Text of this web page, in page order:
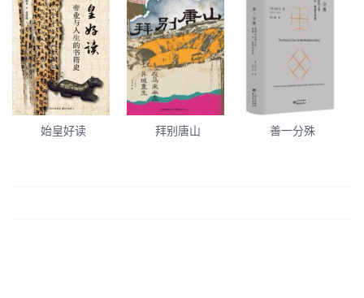
始皇好读 拜别唐山 善一分殊